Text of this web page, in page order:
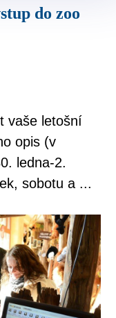
vaše letošní
opis (v
ledna-2.
sobotu a ...